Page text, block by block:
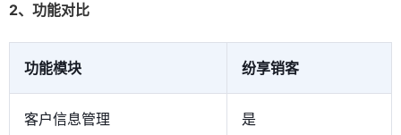
2、功能对比
功能模块 纷享销客
客户信息管理 是